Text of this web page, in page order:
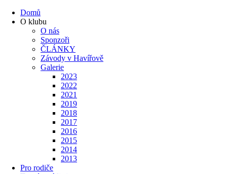
Domů
O klubu
O nás
Sponzoři
ČLÁNKY
Závody v Havířově
Galerie
2023
2022
2021
2019
2018
2017
2016
2015
2014
2013
Pro rodiče